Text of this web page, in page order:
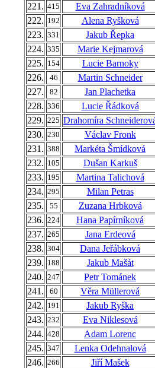
221. 415
Eva Zahradníková
222. 192
Alena Ryšková
223. 331
Jakub Řepka
224. 335
Marie Kejmarová
225. 154
Lucie Barnoky
226.
46
Martin Schneider
227.
82
Jan Plachetka
228. 336
Lucie Řádková
229. 225 Drahomíra
230. 230
Václav Fronk
231. 388
Markéta Šmídková
232. 105
Dušan Karkuš
233. 195
Martina Talichová
234. 295
Milan Petras
235.
55
Zuzana Hrbková
236. 224
Hana Papírníková
237. 265
Jana Erdeová
238. 304
Dana Jeřábková
239. 188
Jakub Mašát
240. 247
Petr Tománek
241.
60
Věra Müllerová
242. 191
Jakub Ryška
243. 232
Eva Niklesová
244. 428
Adam Lorenc
245. 347
Lenka Odehnalová
246. 266
Jiří Mašek